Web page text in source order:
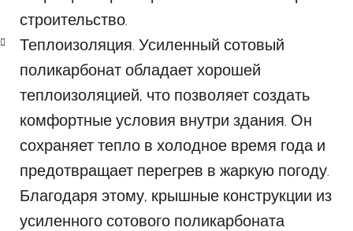
строительство.
Теплоизоляция. Усиленный сотовый
поликарбонат обладает хорошей
теплоизоляцией, что позволяет создать
комфортные условия внутри здания. Он
сохраняет тепло в холодное время года и
предотвращает перегрев в жаркую погоду.
Благодаря этому, крышные конструкции из
усиленного сотового поликарбоната